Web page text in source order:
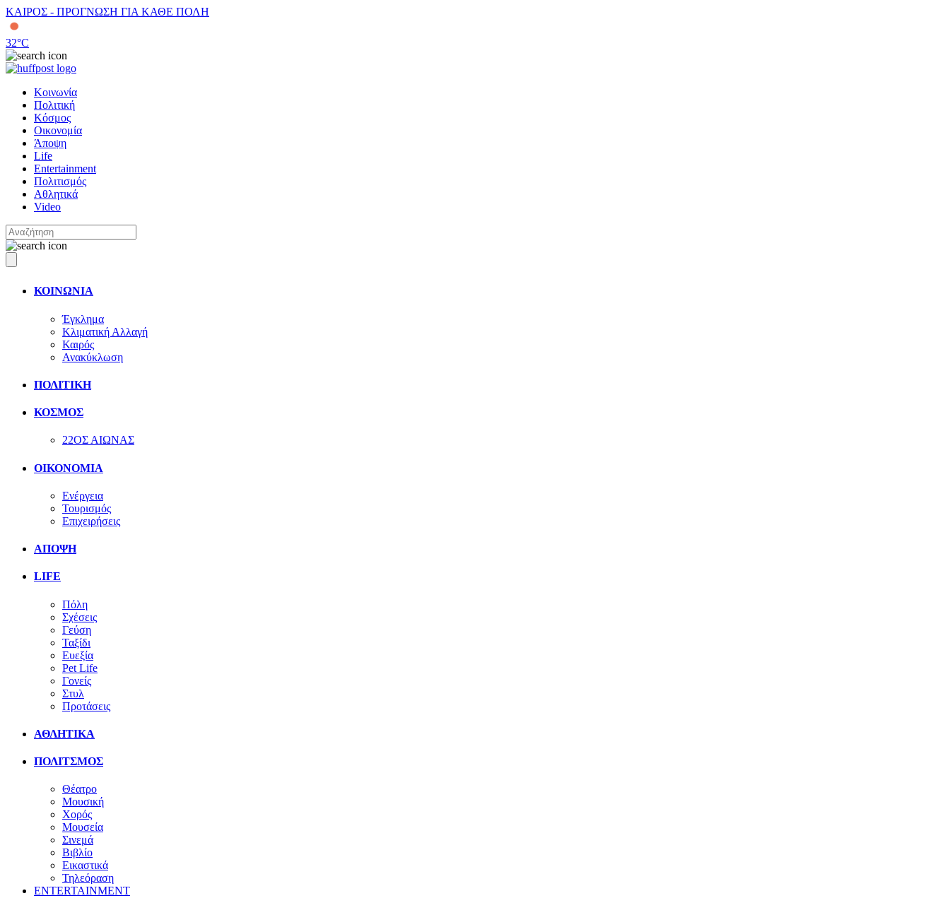
ΚΑΙΡΟΣ - ΠΡΟΓΝΩΣΗ ΓΙΑ ΚΑΘΕ ΠΟΛΗ
32°C
Κοινωνία
Πολιτική
Κόσμος
Οικονομία
Άποψη
Life
Entertainment
Πολιτισμός
Αθλητικά
Video
ΚΟΙΝΩΝΙΑ
Έγκλημα
Κλιματική Αλλαγή
Καιρός
Ανακύκλωση
ΠΟΛΙΤΙΚΗ
ΚΟΣΜΟΣ
22ΟΣ ΑΙΩΝΑΣ
ΟΙΚΟΝΟΜΙΑ
Ενέργεια
Τουρισμός
Επιχειρήσεις
ΑΠΟΨΗ
LIFE
Πόλη
Σχέσεις
Γεύση
Ταξίδι
Ευεξία
Pet Life
Γονείς
Στυλ
Προτάσεις
ΑΘΛΗΤΙΚΑ
ΠΟΛΙΤΣΜΟΣ
Θέατρο
Μουσική
Χορός
Μουσεία
Σινεμά
Βιβλίο
Εικαστικά
Τηλεόραση
ENTERTAINMENT